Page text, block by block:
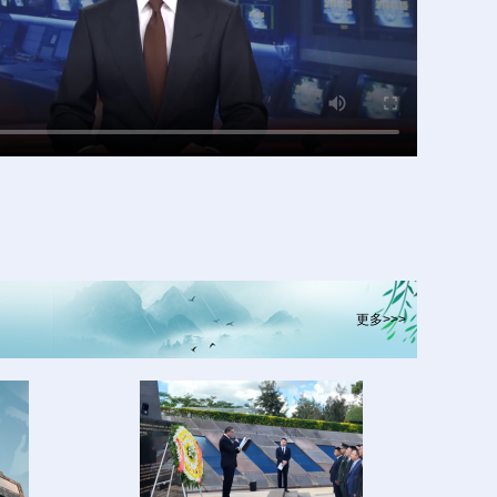
更多>>>